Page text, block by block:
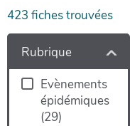
423 fiches trouvées
Rubrique
Evènements
épidémiques
(29)